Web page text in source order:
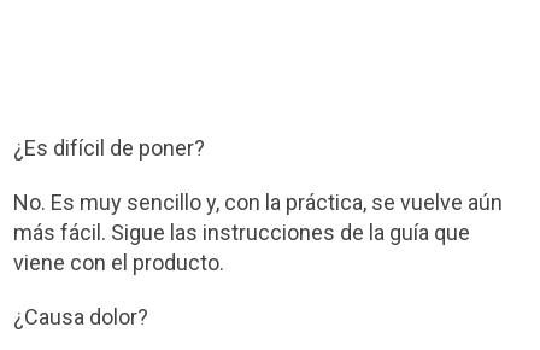
¿Es difícil de poner?
No. Es muy sencillo y, con la práctica, se vuelve aún
más fácil. Sigue las instrucciones de la guía que
viene con el producto.
¿Causa dolor?